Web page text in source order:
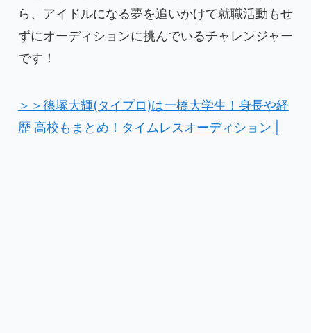
ら、アイドルになる夢を追いかけて就職活動もせ
ずにオーディションに挑んでいるチャレンジャー
です！
＞＞篠塚大輝(タイプロ)は一橋大学生！身長や経
歴 高校もまとめ！タイムレスオーディション |